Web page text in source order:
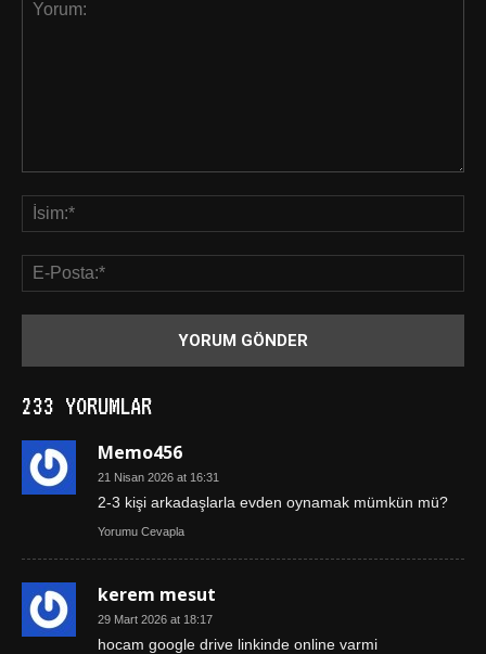
233 YORUMLAR
Memo456
21 Nisan 2026 at 16:31
2-3 kişi arkadaşlarla evden oynamak mümkün mü?
Yorumu Cevapla
kerem mesut
29 Mart 2026 at 18:17
hocam google drive linkinde online varmi